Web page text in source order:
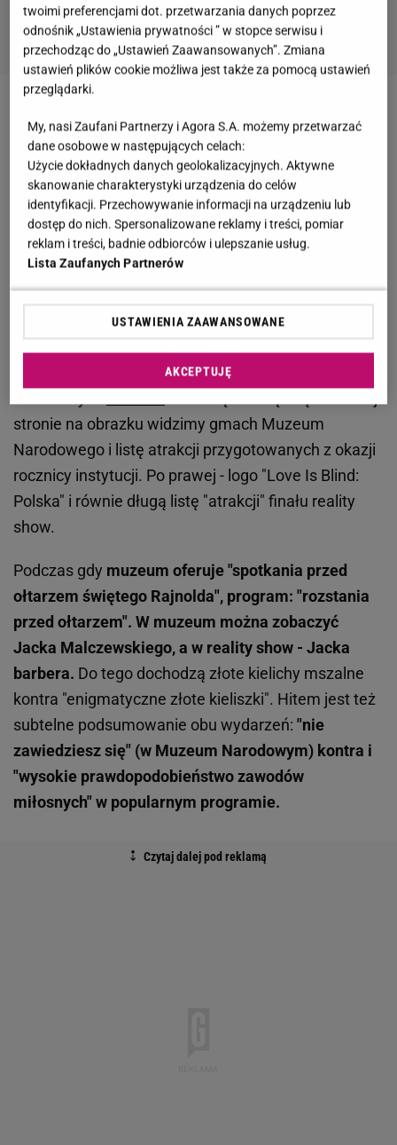
Muzeum tłumaczy. "Tytuł nie jest przypadkowy"
Muzeum Narodowe kontra "Love Is Blind:
Polska". Mem stworzony przez warszawską
instytucję to hit
Grafika została stworzona na wzór popularnych
memów. Najciekawsze w całej sytuacji jest to, że
wyśmiewać widzów reality show, a jedynie nawiązać
stronie na obrazku widzimy gmach Muzeum
Narodowego i listę atrakcji przygotowanych z okazji
rocznicy instytucji. Po prawej - logo "Love Is Blind:
Polska" i równie długą listę "atrakcji" finału reality
show.
Podczas gdy muzeum oferuje "spotkania przed
ołtarzem świętego Rajnolda", program: "rozstania
przed ołtarzem". W muzeum można zobaczyć
Jacka Malczewskiego, a w reality show - Jacka
barbera. Do tego dochodzą złote kielichy mszalne
kontra "enigmatyczne złote kieliszki". Hitem jest też
subtelne podsumowanie obu wydarzeń: "nie
zawiedziesz się" (w Muzeum Narodowym) kontra i
"wysokie prawdopodobieństwo zawodów
miłosnych" w popularnym programie.
twoimi preferencjami dot. przetwarzania danych poprzez
odnośnik „Ustawienia prywatności ” w stopce serwisu i
przechodząc do „Ustawień Zaawansowanych”. Zmiana
ustawień plików cookie możliwa jest także za pomocą ustawień
przeglądarki.
My, nasi Zaufani Partnerzy i Agora S.A. możemy przetwarzać
dane osobowe w następujących celach:
Użycie dokładnych danych geolokalizacyjnych. Aktywne
skanowanie charakterystyki urządzenia do celów
identyfikacji. Przechowywanie informacji na urządzeniu lub
dostęp do nich. Spersonalizowane reklamy i treści, pomiar
reklam i treści, badnie odbiorców i ulepszanie usług.
Lista Zaufanych Partnerów
USTAWIENIA ZAAWANSOWANE
AKCEPTUJĘ